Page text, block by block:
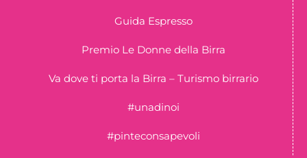
Guida Espresso
Premio Le Donne della Birra
Va dove ti porta la Birra – Turismo birrario
#unadinoi
#pinteconsapevoli